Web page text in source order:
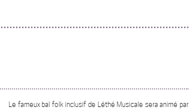
Le fameux bal folk inclusif de Léthé Musicale sera animé par